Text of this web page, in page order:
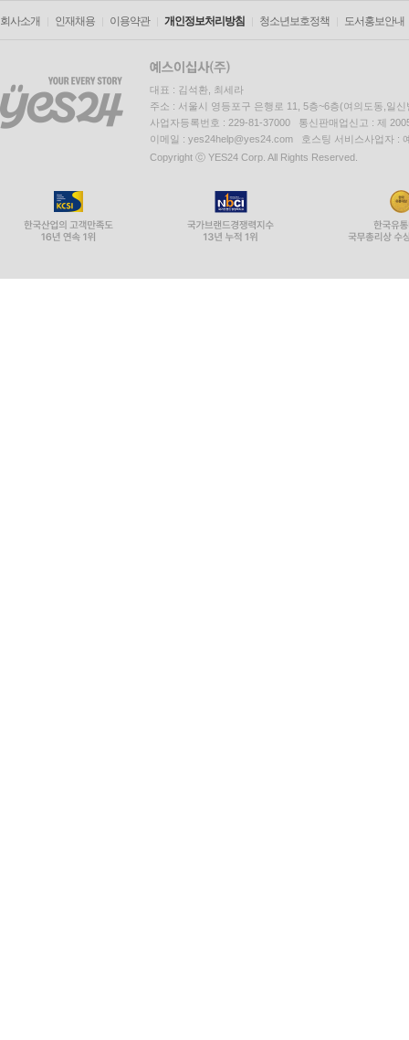
회사소개 인재채용 이용약관 개인정보처리방침 청소년보호정책 도서홍보안내
대표 : 김석환, 최세라
주소 : 서울시 영등포구 은행로 11, 5층~6층(여의도동,일신
사업자등록번호 : 229-81-37000 통신판매업신고 : 제
이메일 : yes24help@yes24.com 호스팅 서비스사업자 :
Copyright ⓒ YES24 Corp. All Rights Reserved.